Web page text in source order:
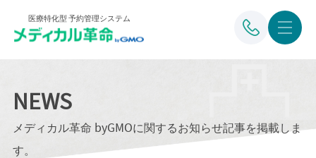
医療特化型 予約管理システム
NEWS
メディカル革命 byGMOに関するお知らせ記事を掲載しま
す。